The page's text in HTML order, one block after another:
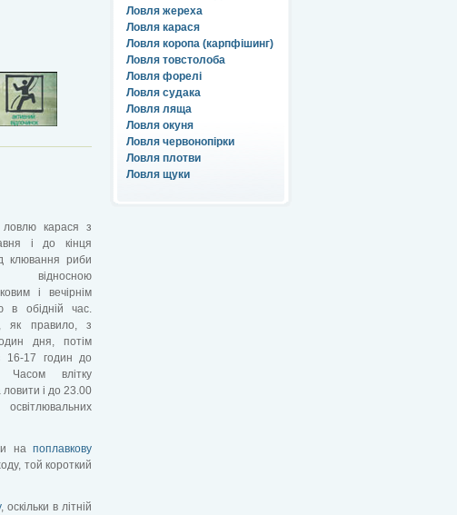
Ловля жереха
Ловля карася
Ловля коропа (карпфішинг)
Ловля товстолоба
Ловля форелі
Ловля судака
Ловля ляща
Ловля окуня
Ловля червонопірки
Ловля плотви
Ловля щуки
карася з
і до кінця
клювання риби
відносною
і вечірнім
в обідній час.
як правило, з
дня, потім
16-17 годин до
Часом влітку
і до 23.00
на поплавкову
той короткий
, оскільки в літній